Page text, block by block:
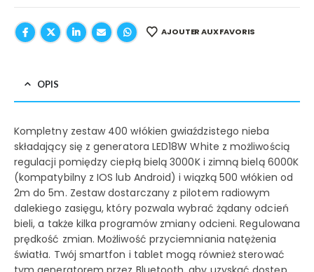
AJOUTER AUX FAVORIS
OPIS
Kompletny zestaw 400 włókien gwiaździstego nieba
składający się z generatora LED18W White z możliwością
regulacji pomiędzy ciepłą bielą 3000K i zimną bielą 6000K
(kompatybilny z IOS lub Android) i wiązką 500 włókien od
2m do 5m. Zestaw dostarczany z pilotem radiowym
dalekiego zasięgu, który pozwala wybrać żądany odcień
bieli, a także kilka programów zmiany odcieni. Regulowana
prędkość zmian. Możliwość przyciemniania natężenia
światła. Twój smartfon i tablet mogą również sterować